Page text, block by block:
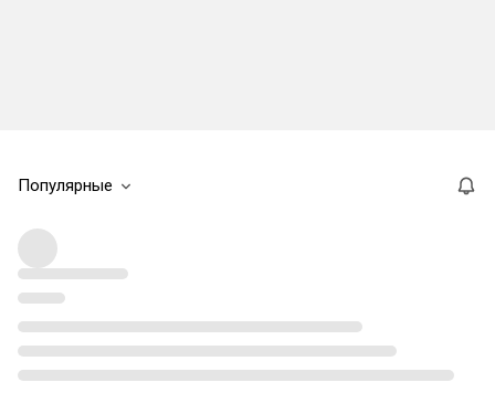
Популярные